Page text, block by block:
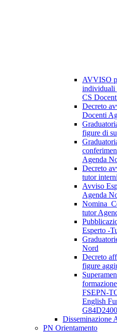
AVVISO
individuali
CS
Decreto
Docenti
figure di
Agenda
Decreto
tutor
Avviso
Agenda
tutor
Esperto -
Nord
Decreto
figure
FSEPN-
English
Disseminazione
PN Orientamento